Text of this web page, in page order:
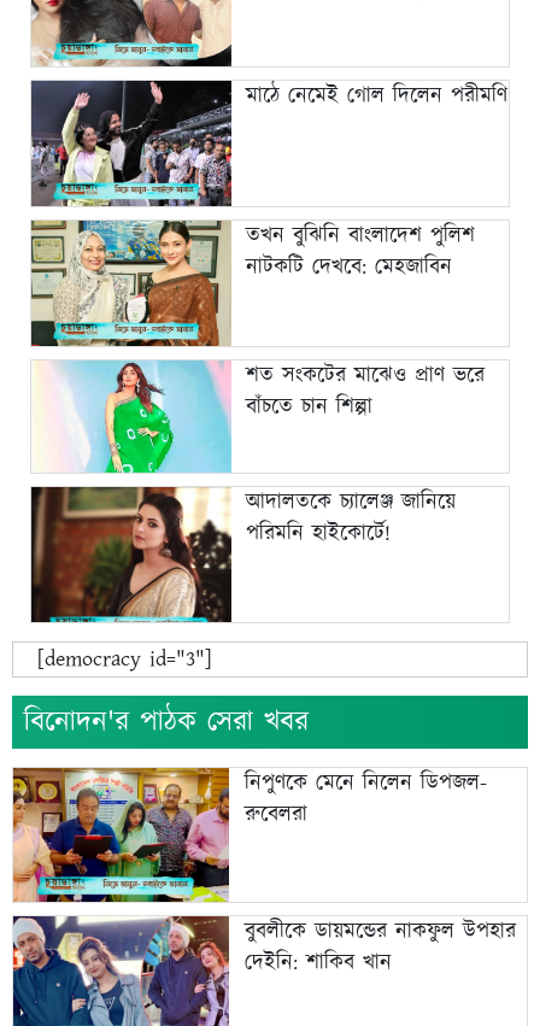
মাঠে নেমেই গোল দিলেন পরীমণি
তখন বুঝিনি বাংলাদেশ পুলিশ
নাটকটি দেখবে: মেহজাবিন
শত সংকটের মাঝেও প্রাণ ভরে
বাঁচতে চান শিল্পা
আদালতকে চ্যালেঞ্জ জানিয়ে
পরিমনি হাইকোর্টে!
[democracy id="3"]
বিনোদন'র পাঠক সেরা খবর
নিপুণকে মেনে নিলেন ডিপজল-
রুবেলরা
বুবলীকে ডায়মন্ডের নাকফুল উপহার
দেইনি: শাকিব খান